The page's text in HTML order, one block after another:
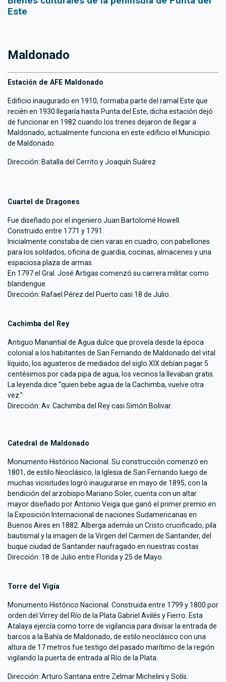
Este
Maldonado
Estación de AFE Maldonado
Edificio inaugurado en 1910, formaba parte del ramal Este que
recién en 1930 llegaría hasta Punta del Este, dicha estación dejó
de funcionar en 1982 cuando los trenes dejaron de llegar a
Maldonado, actualmente funciona en este edificio el Municipio
de Maldonado.
Dirección: Batalla del Cerrito y Joaquín Suárez
Cuartel de Dragones
Fue diseñado por el ingeniero Juan Bartolomé Howell.
Construido entre 1771 y 1791.
Inicialmente constaba de cien varas en cuadro, con pabellones
para los soldados, oficina de guardia, cocinas, almacenes y una
espaciosa plaza de armas.
En 1797 el Gral. José Artigas comenzó su carrera militar como
blandengue.
Dirección: Rafael Pérez del Puerto casi 18 de Julio.
Cachimba del Rey
Antiguo Manantial de Agua dulce que proveía desde la época
colonial a los habitantes de San Fernando de Maldonado del vital
líquido, los aguateros de mediados del siglo XIX debían pagar 5
centésimos por cada pipa de agua, los vecinos la llevaban gratis.
La leyenda dice “quien bebe agua de la Cachimba, vuelve otra
vez.”
Dirección: Av. Cachimba del Rey casi Simón Bolivar.
Catedral de Maldonado
Monumento Histórico Nacional. Su construcción comenzó en
1801, de estilo Neoclásico, la Iglesia de San Fernando luego de
muchas vicisitudes logró inaugurarse en mayo de 1895, con la
bendición del arzobispo Mariano Soler, cuenta con un altar
mayor diseñado por Antonio Veiga que ganó el primer premio en
la Exposición Internacional de naciones Sudamericanas en
Buenos Aires en 1882. Alberga además un Cristo crucificado, pila
bautismal y la imagen de la Virgen del Carmen de Santander, del
buque ciudad de Santander naufragado en nuestras costas
Dirección: 18 de Julio entre Florida y 25 de Mayo
Torre del Vigía
Monumento Histórico Nacional. Construida entre 1799 y 1800 por
orden del Virrey del Río de la Plata Gabriel Avilés y Fierro. Esta
Atalaya ejercía como torre de vigilancia para divisar la entrada de
barcos a la Bahía de Maldonado, de estilo neoclásico con una
altura de 17 metros fue testigo del pasado marítimo de la región
vigilando la puerta de entrada al Río de la Plata.
Dirección: Arturo Santana entre Zelmar Michelini y Solís.